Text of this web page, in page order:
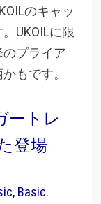
のキャッ
UKOILに限
プライア
もです。
ートレ
登場
Basic.